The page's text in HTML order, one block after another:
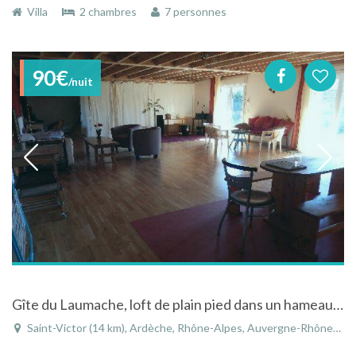
Villa
2 chambres 7 personnes
90€/nuit
Gîte du Laumache, loft de plain pied dans un hameau à côté de Saint-Victor (20mn de Tournon/Tain l'Hermitage) en Ardèche verte
Saint-Victor (14 km), Ardèche, Rhône-Alpes, Auvergne-Rhône-Alpes, France